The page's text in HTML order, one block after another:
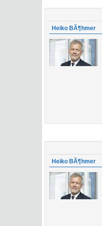
Heiko BÃ¶hmer
Heiko BÃ¶hmer